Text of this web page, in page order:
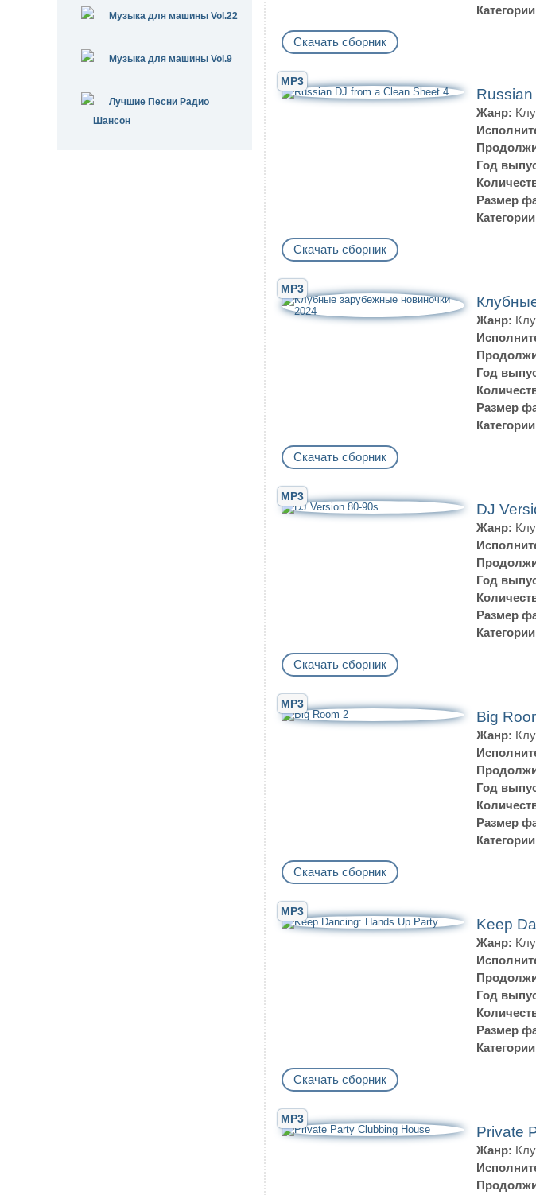
Скачать сборник
MP3
Жанр:
Год
Размер
Скачать сборник
MP3
Жанр:
Год
Размер
Скачать сборник
MP3
DJ
Жанр:
Год
Размер
Скачать сборник
MP3
Big
Жанр:
Год
Размер
Скачать сборник
MP3
Keep
Жанр:
Год
Размер
Скачать сборник
MP3
Private
Жанр:
Музыка для машины Vol.22
Музыка для машины Vol.9
Лучшие Песни Радио
Шансон